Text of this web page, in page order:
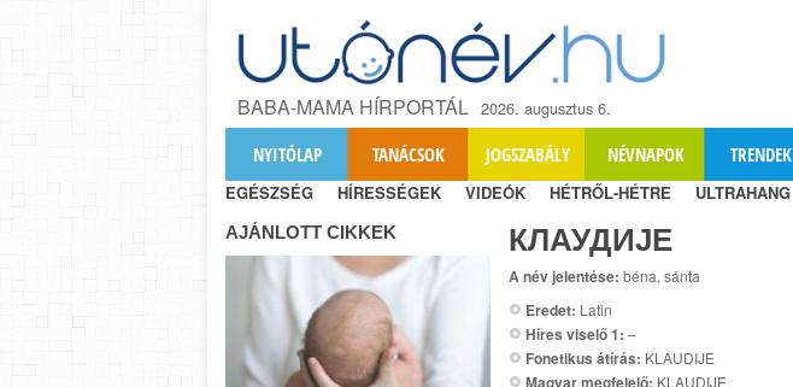
BABA-MAMA HÍRPORTÁL 2026. augusztus 6.
NYITÓLAP TANÁCSOK JOGSZABÁLY NÉVNAPOK TRENDEK
EGÉSZSÉG HÍRESSÉGEK VIDEÓK HÉTRŐL-HÉTRE ULTRAHANG
КЛАУДИЈЕ
A név jelentése: béna, sánta
Eredet: Latin
Híres viselő 1: –
Fonetikus átírás: KLAUDIJE
Magyar megfelelő: KLAUDIJE
AJÁNLOTT CIKKEK